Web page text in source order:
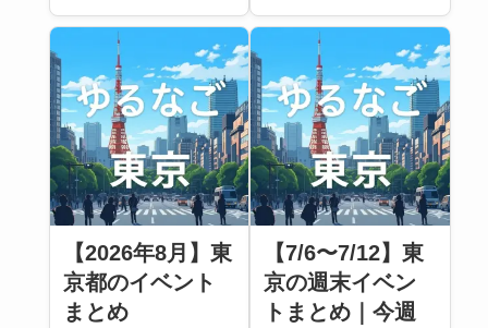
【2026年8月】東
京都のイベント
まとめ
【7/6〜7/12】東
京の週末イベン
トまとめ｜今週